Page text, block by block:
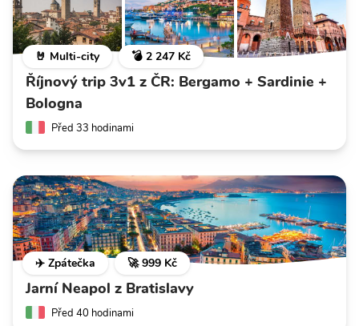
🤘 Multi-city 💣 2 247 Kč
Říjnový trip 3v1 z ČR: Bergamo + Sardinie +
Bologna
Před 33 hodinami
✈️ Zpátečka 🚀 999 Kč
Jarní Neapol z Bratislavy
Před 40 hodinami